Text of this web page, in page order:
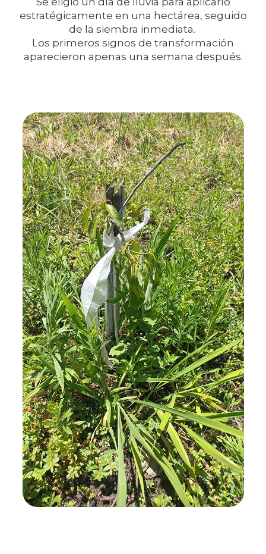
estratégicamente en una hectárea, seguido
de la siembra inmediata.
Los primeros signos de transformación
aparecieron apenas una semana después.